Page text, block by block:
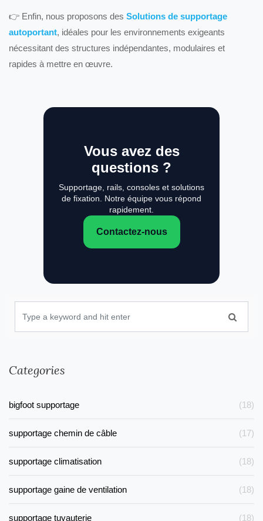
👉 Enfin, nous proposons des Solutions de supportage
autoportant, idéales pour les environnements exigeants
nécessitant des structures indépendantes, modulaires et
rapides à mettre en œuvre.
Vous avez des
questions ?
Supportage, rails, consoles et solutions
de fixation. Notre équipe vous répond
rapidement.
Contactez-nous
Categories
bigfoot supportage (18)
supportage chemin de câble (17)
supportage climatisation (18)
supportage gaine de ventilation (18)
supportage tuyauterie (18)